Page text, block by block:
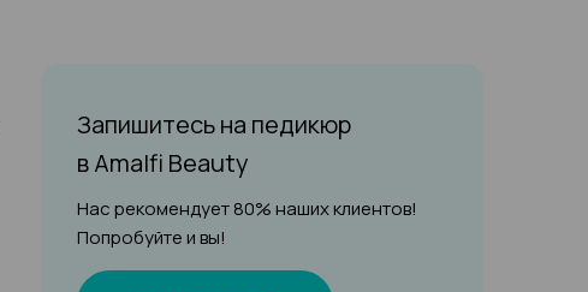
Запишитесь на педикюр
в Amalfi Beauty
Нас рекомендует 80% наших клиентов!
Попробуйте и вы!